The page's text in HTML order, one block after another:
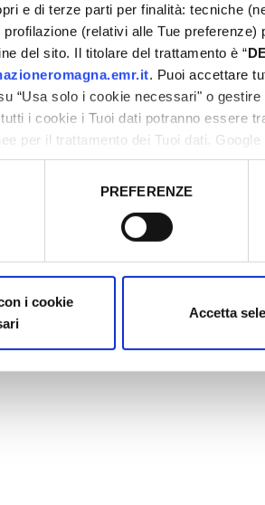
e di terze parti per finalità: tecniche
(relativi alle Tue
del sito. Il titolare del trattamento è “
. Puoi accettare
“Usa solo i cookie necessari" o
i cookie i Tuoi dati potranno essere
per il trattamento dei Tuoi dati.
che abbiamo valutato essere
PREFERENZE
i cookie
Accetta